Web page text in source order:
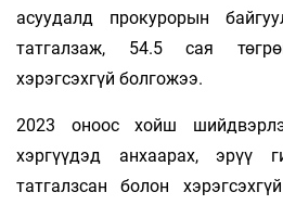
асуудалд прокурорын
татгалзаж, 54.5 сая
хэрэгсэхгүй болгожээ.
2023 оноос хойш
хэргүүдэд анхаарах, эрүү­
татгалзсан болон